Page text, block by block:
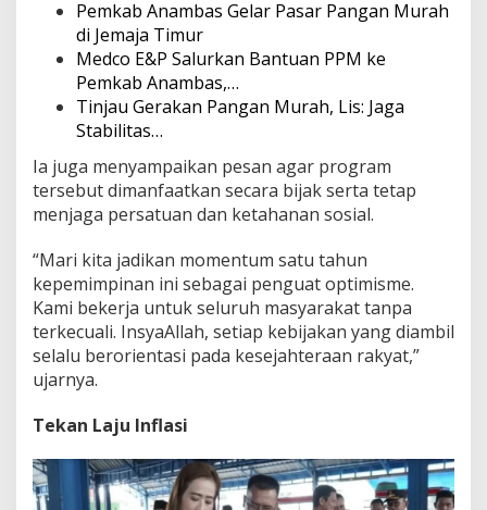
Pemkab Anambas Gelar Pasar Pangan Murah
di Jemaja Timur
Medco E&P Salurkan Bantuan PPM ke
Pemkab Anambas,…
Tinjau Gerakan Pangan Murah, Lis: Jaga
Stabilitas…
Ia juga menyampaikan pesan agar program
tersebut dimanfaatkan secara bijak serta tetap
menjaga persatuan dan ketahanan sosial.
“Mari kita jadikan momentum satu tahun
kepemimpinan ini sebagai penguat optimisme.
Kami bekerja untuk seluruh masyarakat tanpa
terkecuali. InsyaAllah, setiap kebijakan yang diambil
selalu berorientasi pada kesejahteraan rakyat,”
ujarnya.
Tekan Laju Inflasi